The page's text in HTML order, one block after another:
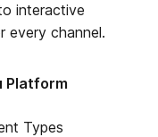
interactive
every channel.
Platform
Types